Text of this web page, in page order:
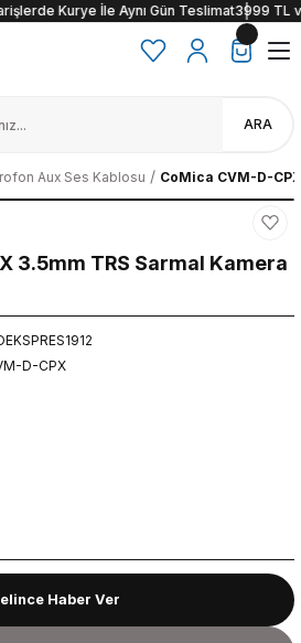
Kurye İle Aynı Gün Teslimat3999 TL ve
ARA
Aux Ses Kablosu CoMica CVM-D-
3.5mm TRS Sarmal Kamera
D-CPX
Haber Ver